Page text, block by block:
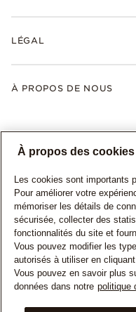
LÉGAL
À PROPOS DE NOUS
CANADA Français
© TOUS DROITS
À propos des
Les cookies sont importants
Pour améliorer votre
mémoriser les détails de
sécurisée, collecter des
fonctionnalités du site et
Vous pouvez modifier les
autorisés à utiliser en
Vous pouvez en savoir plus
données dans notre politique